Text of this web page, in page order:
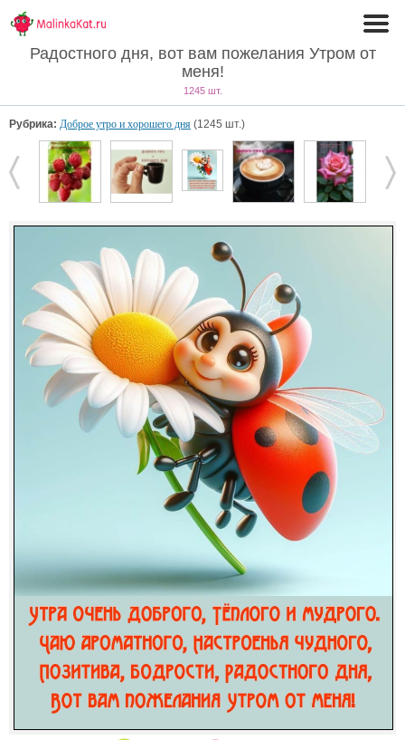
Радостного дня, вот вам пожелания Утром от
меня!
1245 шт.
Рубрика: Доброе утро и хорошего дня (1245 шт.)